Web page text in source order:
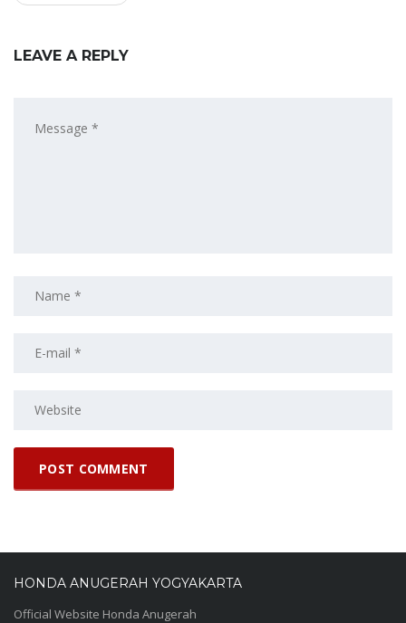
LEAVE A REPLY
HONDA ANUGERAH YOGYAKARTA
Official Website Honda Anugerah